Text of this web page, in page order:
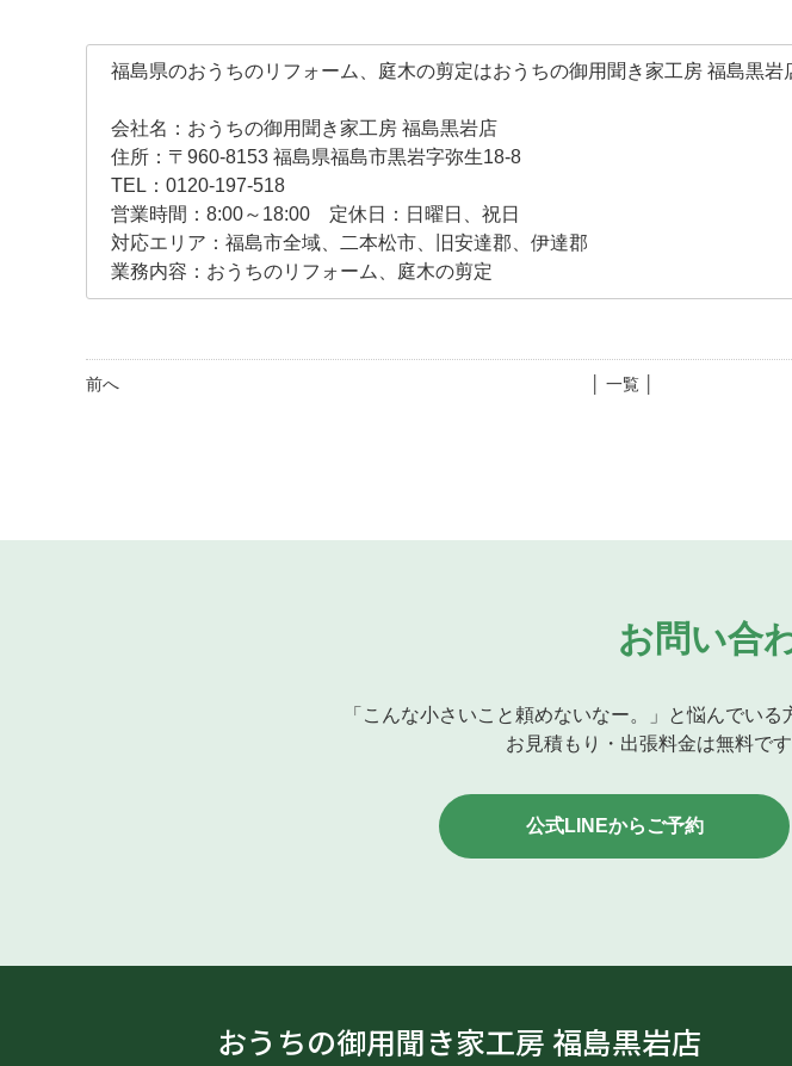
福島県のおうちのリフォーム、庭木の剪定はおうちの御用聞き家工房 福島黒岩
会社名：おうちの御用聞き家工房 福島黒岩店
住所：〒960-8153 福島県福島市黒岩字弥生18-8
TEL：0120-197-518
営業時間：8:00～18:00 定休日：日曜日、祝日
対応エリア：福島市全域、二本松市、旧安達郡、伊達郡
業務内容：おうちのリフォーム、庭木の剪定
前へ │ 一覧 │
お問い合
「こんな小さいこと頼めないなー。」と悩んでい
お見積もり・出張料金は無料で
公式LINEからご予約
おうちの御用聞き家工房 福島黒岩店